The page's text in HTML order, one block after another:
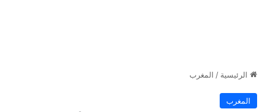
الرئيسية / المغرب
المغرب